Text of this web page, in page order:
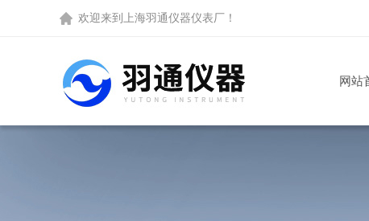
欢迎来到 上海羽通仪器仪表厂 ！
网站